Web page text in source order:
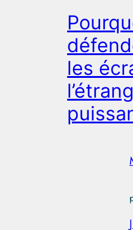
les